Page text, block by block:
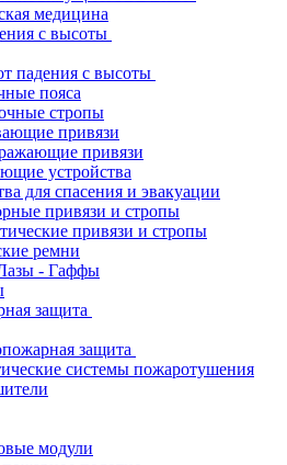
медицина
с высоты
падения с высоты
пояса
стропы
привязи
привязи
устройства
для спасения и эвакуации
привязи и стропы
привязи и стропы
ремни
- Гаффы
защита
защита
системы пожаротушения
модули